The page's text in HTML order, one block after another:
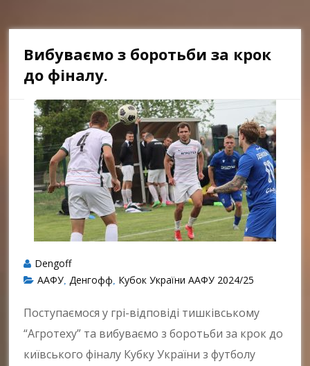
Вибуваємо з боротьби за крок
до фіналу.
Dengoff
ААФУ Денгофф Кубок України ААФУ 2024/25
Поступаємося у грі-відповіді тишківському
“Агротеху” та вибуваємо з боротьби за крок до
київського фіналу Кубку України з футболу